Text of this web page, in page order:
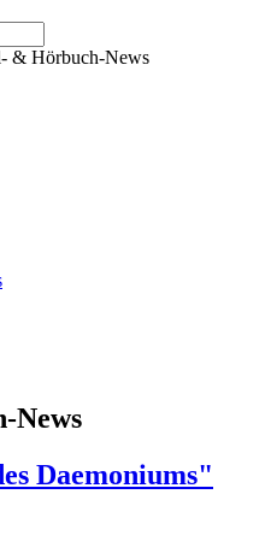
& Hörbuch-News
News
Daemoniums"